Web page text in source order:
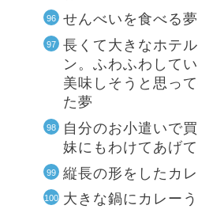
せんべいを食べる夢
長くて大きなホテ
ン。ふわふわして
美味しそうと思っ
た夢
自分のお小遣いで
妹にもわけてあげ
縦長の形をしたカ
大きな鍋にカレー